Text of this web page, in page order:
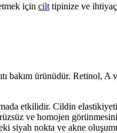
için cilt tipinize ve
bakım ürünüdür.
etkilidir. Cildin
ve homojen
siyah nokta ve akne